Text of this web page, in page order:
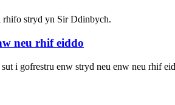
stryd yn Sir Ddinbych.
neu rhif eiddo
i gofrestru enw stryd neu enw neu rhif